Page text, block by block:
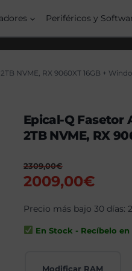
Periféricos y
NVME, RX 9060XT 16GB +
Epical-Q Fasetor
2TB NVME, RX
2309,00€
El
original
era:
2009,00€El
es:
Precio más bajo 30 días:
En Stock - Recíbelo
Modificar RAM